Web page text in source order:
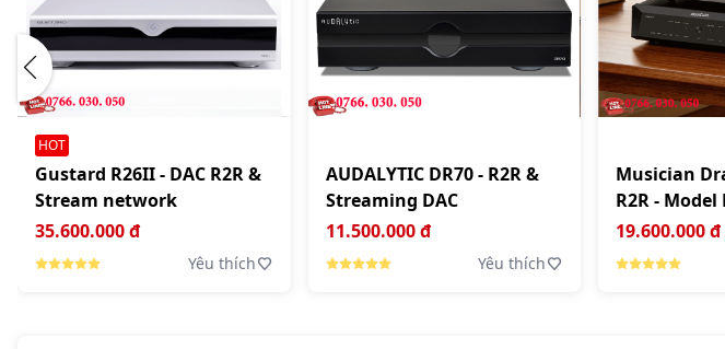
HOT
Gustard R26II - DAC R2R &
Stream network
35.600.000 đ
Yêu thích
AUDALYTIC DR70 - R2R &
Streaming DAC
11.500.000 đ
Yêu thích
Musician
R2R -
19.600.000 đ